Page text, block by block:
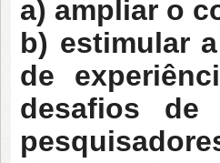
a) ampliar o
b) estimular
de
desafios de